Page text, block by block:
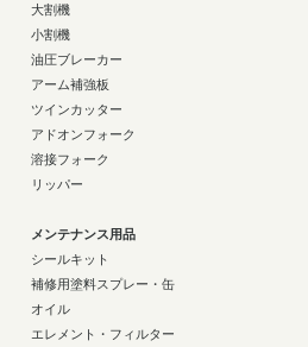
大割機
小割機
油圧ブレーカー
アーム補強板
ツインカッター
アドオンフォーク
溶接フォーク
リッパー
メンテナンス用品
シールキット
補修用塗料スプレー・缶
オイル
エレメント・フィルター